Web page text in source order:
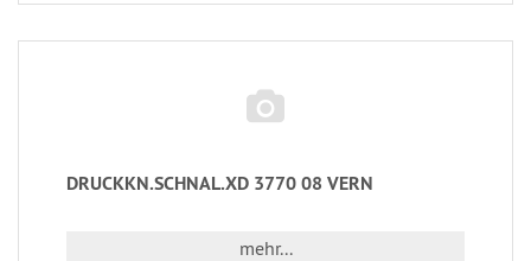
DRUCKKN.SCHNAL.XD 3770 08 VERN
mehr...